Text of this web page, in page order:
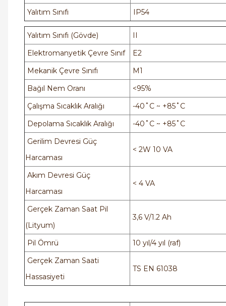
Yalıtım Sınıfı
IP54
Yalıtım Sınıfı (Gövde)
Elektromanyetik Çevre Sınıf
E2
Mekanik Çevre Sınıfı
M1
Bağıl Nem Oranı
<95%
Çalışma Sıcaklık Aralığı
-40˚C ~ +85˚C
Depolama Sıcaklık Aralığı
-40˚C ~ +85˚C
Gerilim Devresi Güç
Harcaması
< 2W 10 VA
Akım Devresi Güç
Harcaması
< 4 VA
Gerçek Zaman Saat Pil
(Lityum)
3,6 V/1.2 Ah
Pil Ömrü
10 yıl/4 yıl (raf)
Gerçek Zaman Saati
Hassasiyeti
TS EN 61038